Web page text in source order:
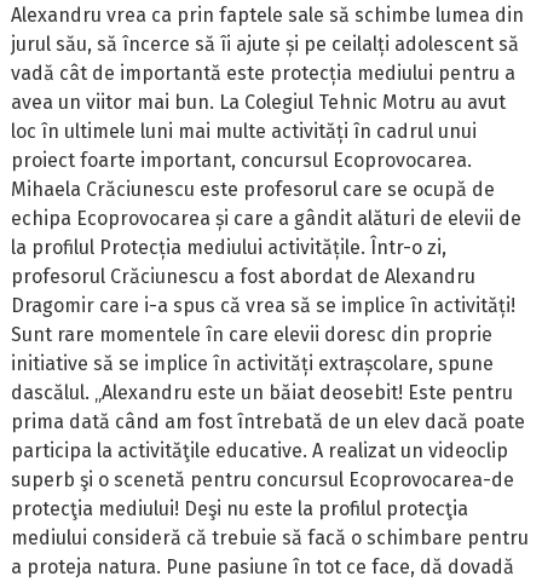
Alexandru vrea ca prin faptele sale să schimbe lumea din
jurul său, să încerce să îi ajute și pe ceilalți adolescent să
vadă cât de importantă este protecția mediului pentru a
avea un viitor mai bun. La Colegiul Tehnic Motru au avut
loc în ultimele luni mai multe activități în cadrul unui
proiect foarte important, concursul Ecoprovocarea.
Mihaela Crăciunescu este profesorul care se ocupă de
echipa Ecoprovocarea și care a gândit alături de elevii de
la profilul Protecția mediului activitățile. Într-o zi,
profesorul Crăciunescu a fost abordat de Alexandru
Dragomir care i-a spus că vrea să se implice în activități!
Sunt rare momentele în care elevii doresc din proprie
initiative să se implice în activități extrașcolare, spune
dascălul. „Alexandru este un băiat deosebit! Este pentru
prima dată când am fost întrebată de un elev dacă poate
participa la activităţile educative. A realizat un videoclip
superb şi o scenetă pentru concursul Ecoprovocarea-de
protecţia mediului! Deşi nu este la profilul protecţia
mediului consideră că trebuie să facă o schimbare pentru
a proteja natura. Pune pasiune în tot ce face, dă dovadă